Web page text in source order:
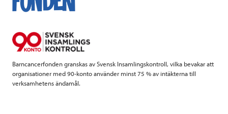
k
Barncancerfonden granskas av Svensk Insamlingskontroll, vilka bevakar att
organisationer med 90-konto använder minst 75 % av intäkterna till
verksamhetens ändamål.